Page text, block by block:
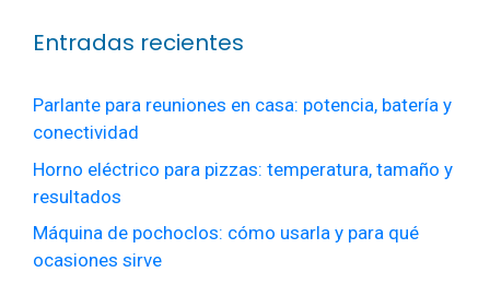
Entradas recientes
Parlante para reuniones en casa: potencia, batería y
conectividad
Horno eléctrico para pizzas: temperatura, tamaño y
resultados
Máquina de pochoclos: cómo usarla y para qué
ocasiones sirve